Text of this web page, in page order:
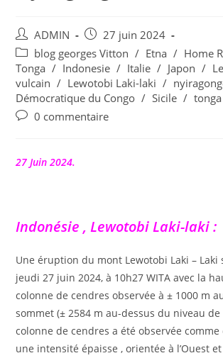
Auteur/autrice
de
la
publication :
ADMIN
Publication
publiée :
27 juin 2024
Post
category:
blog georges Vitton / Etna / Home
Tonga / Indonesie / Italie / Japon /
vulcain / Lewotobi Laki-laki /
Démocratique du Congo / Sicile / tonga
Commentaires
publication :
0 commentaire
27 Juin 2024.
Indonésie , Lewotobi Laki-laki :
Une éruption du mont Lewotobi Laki – Laki
jeudi 27 juin 2024, à 10h27 WITA avec la
colonne de cendres observée à ± 1000 m
sommet (± 2584 m au-dessus du niveau de
colonne de cendres a été observée
une intensité épaisse , orientée à l’Ouest